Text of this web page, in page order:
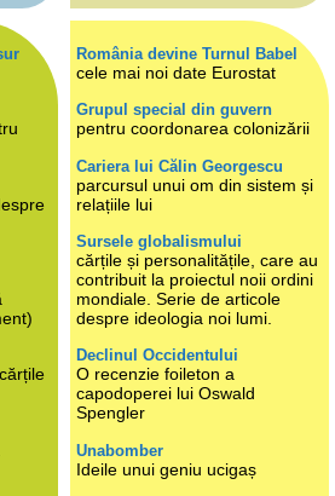
România devine Turnul Babel
cele mai noi date Eurostat
Grupul special din guvern
pentru coordonarea colonizării
Cariera lui Călin Georgescu
parcursul unui om din sistem și
relațiile lui
Sursele globalismului
cărțile și personalitățile, care au
contribuit la proiectul noii ordini
mondiale. Serie de articole
despre ideologia noi lumi.
Declinul Occidentului
O recenzie foileton a
capodoperei lui Oswald
Spengler
Unabomber
Ideile unui geniu ucigaș